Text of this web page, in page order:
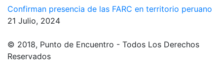
Confirman presencia de las FARC en territorio peruano
21 Julio, 2024
© 2018, Punto de Encuentro - Todos Los Derechos
Reservados